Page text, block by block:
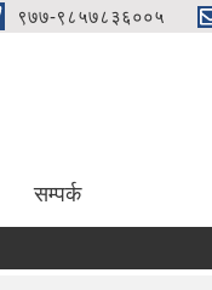
९७७-९८५७८३६००५
सम्पर्क